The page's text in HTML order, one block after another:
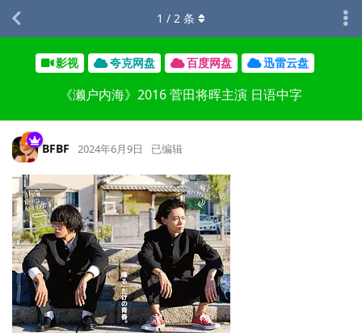
影视 夸克网盘 百度网盘 迅雷云盘
《濑户内海》2016 菅田将晖主演 日语中字
1 / 2 条
BFBF 2024年6月9日 已编辑